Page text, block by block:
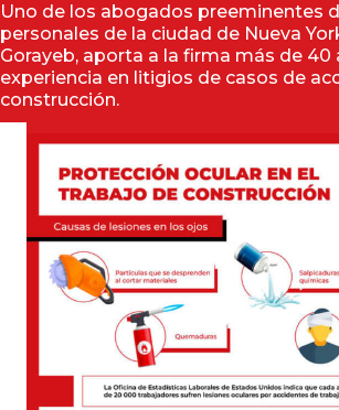
Uno de los abogados preeminentes
personales de la ciudad de Nueva
Gorayeb, aporta a la firma más de 40
experiencia en litigios de casos de
construcción.